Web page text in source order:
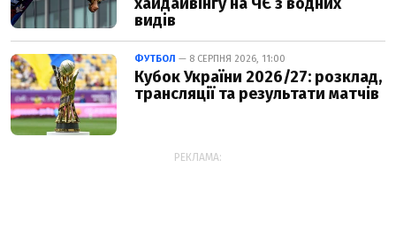
видів
ФУТБОЛ — 8 СЕРПНЯ 2026, 11:00
Кубок України 2026/27: розклад,
трансляції та результати матчів
РЕКЛАМА: